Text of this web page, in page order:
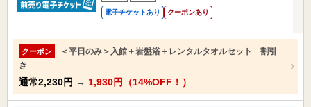
電子チケットあり クーポンあり
クーポン
＜平日のみ＞入館＋岩盤浴＋レンタルタオルセット 割引
き
通常2,230円 → 1,930円（14%OFF！）